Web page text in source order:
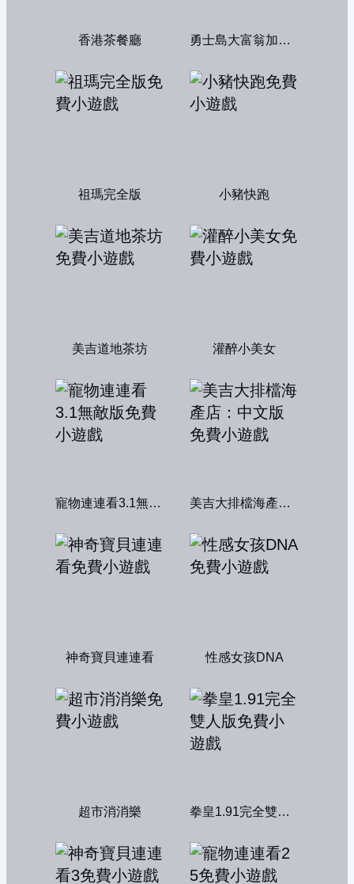
香港茶餐廳 勇士島大富翁加強版
祖瑪完全版 小豬快跑
美吉道地茶坊 灌醉小美女
寵物連連看3.1無敵版 美吉大排檔海產店：中文版
神奇寶貝連連看 性感女孩DNA
超市消消樂 拳皇1.91完全雙人版